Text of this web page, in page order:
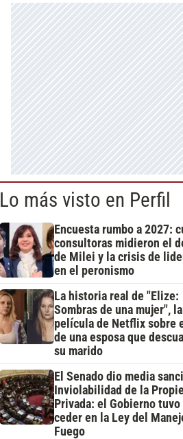
Lo más visto en Perfil
Encuesta rumbo a 2027:
consultoras midieron el
de Milei y la crisis de
en el peronismo
La historia real de "Elize:
Sombras de una mujer",
película de Netflix sobre
de una esposa que
su marido
El Senado dio media
Inviolabilidad de la
Privada: el Gobierno tuvo
ceder en la Ley del
Fuego